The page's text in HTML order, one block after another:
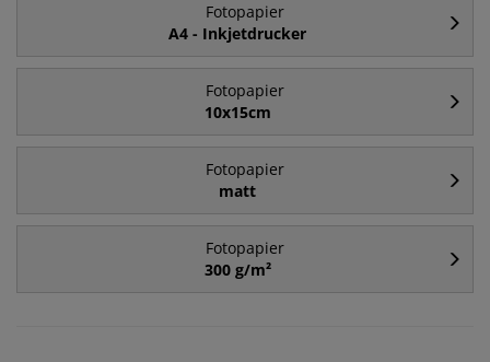
Fotopapier
A4 - Inkjetdrucker
Fotopapier
10x15cm
Fotopapier
matt
Fotopapier
300 g/m²